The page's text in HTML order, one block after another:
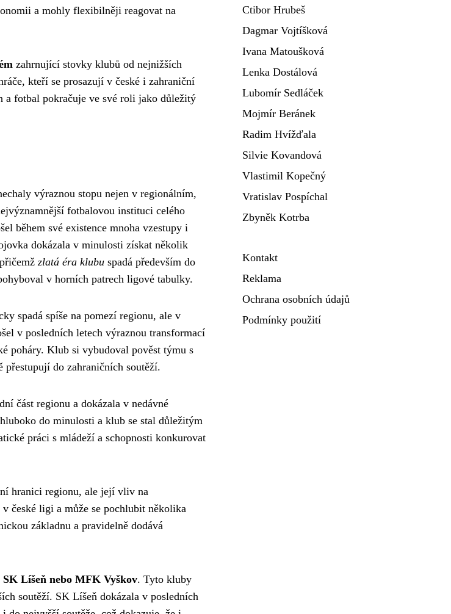
a mohly flexibilněji reagovat na
zahrnující stovky klubů od nejnižších
kteří se prosazují v české i zahraniční
a fotbal pokračuje ve své roli jako důležitý
výraznou stopu nejen v regionálním,
fotbalovou instituci celého
během své existence mnoha vzestupy i
dokázala v minulosti získat několik
zlatá éra klubu spadá především do
v horních patrech ligové tabulky.
spadá spíše na pomezí regionu, ale v
v posledních letech výraznou transformací
poháry. Klub si vybudoval pověst týmu s
přestupují do zahraničních soutěží.
část regionu a dokázala v nedávné
do minulosti a klub se stal důležitým
práci s mládeží a schopnosti konkurovat
hranici regionu, ale její vliv na
české ligi a může se pochlubit několika
základnu a pravidelně dodává
Líšeň nebo MFK Vyškov. Tyto kluby
soutěží. SK Líšeň dokázala v posledních
Ctibor Hrubeš
Dagmar Vojtíšková
Ivana Matoušková
Lenka Dostálová
Lubomír Sedláček
Mojmír Beránek
Radim Hvížďala
Silvie Kovandová
Vlastimil Kopečný
Vratislav Pospíchal
Zbyněk Kotrba
Kontakt
Reklama
Ochrana osobních údajů
Podmínky použití